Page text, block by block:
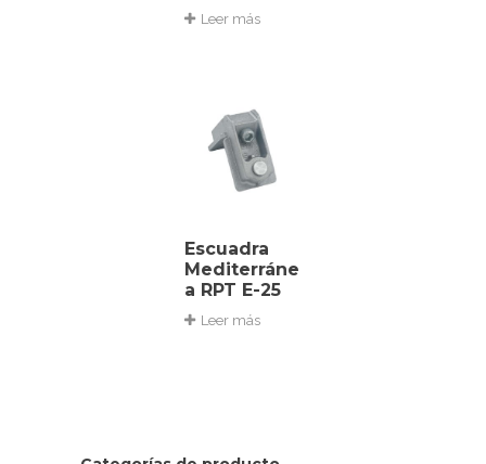
Leer más
Escuadra
Mediterráne
a RPT E-25
Leer más